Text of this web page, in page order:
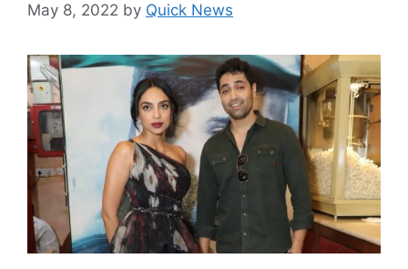
May 8, 2022 by Quick News